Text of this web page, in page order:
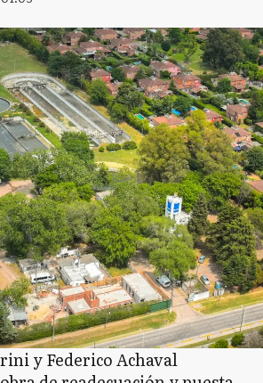
y Federico Achaval